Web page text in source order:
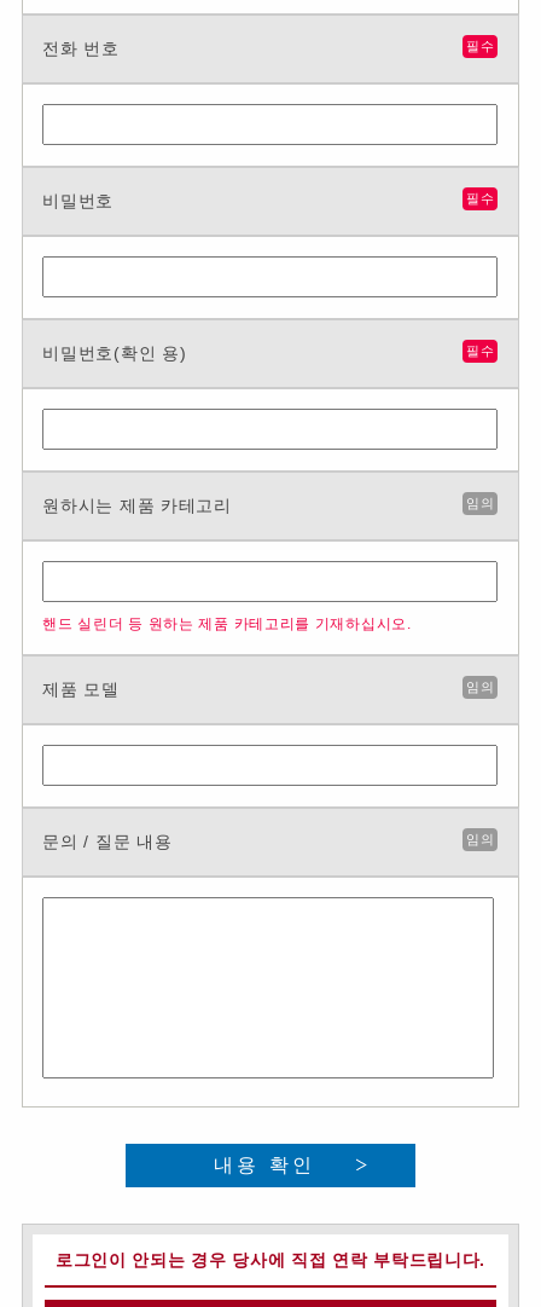
전화 번호 필수
비밀번호 필수
비밀번호(확인 용) 필수
원하시는 제품 카테고리 임의
핸드 실린더 등 원하는 제품 카테고리를 기재하십시오.
제품 모델 임의
문의 / 질문 내용 임의
내용 확인
로그인이 안되는 경우 당사에 직접 연락 부탁드립니다.